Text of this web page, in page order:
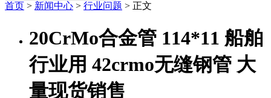
首页 > 新闻中心 > 行业问题 > 正文
20CrMo合金管 114*11 船舶
行业用 42crmo无缝钢管 大
量现货销售